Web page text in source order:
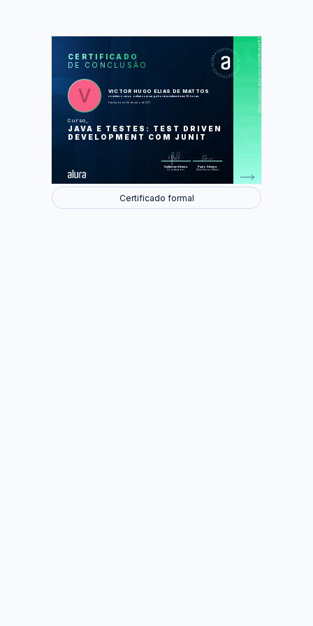
CERTIFICADO
DE CONCLUSÃO
VICTOR HUGO ELIAS DE MATTOS
concluiu o curso online com carga horária estimada em 12 horas.
Finalizado em 06 de maio de 2017
Curso
JAVA E TESTES: TEST DRIVEN
DEVELOPMENT COM JUNIT
Guilherme Silveira
Coordenador
Paulo Silveira
Chief Vision Officer
https://cursos.alura.com.br/certificate/f83a4850-1c7e-4d59-ac60-7268473a4d3d
LAS
Começando com testes de unidade
Testando o que realmente é
Praticando Test-Driven Development
Foram feitas 51 de 51 atividades.
Certificado formal